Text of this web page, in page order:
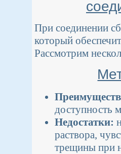
При соединении
который
Рассмотрим
доступность
Недостатки:
раствора,
трещины при